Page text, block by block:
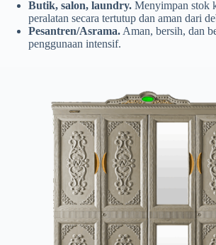
Butik, salon, laundry. Menyimpan stok
peralatan secara tertutup dan aman dari
Pesantren/Asrama. Aman, bersih, dan
penggunaan intensif.